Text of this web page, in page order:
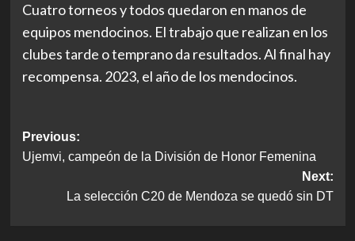
Cuatro torneos y todos quedaron en manos de
equipos mendocinos. El trabajo que realizan en los
clubes tarde o temprano da resultados. Al final hay
recompensa. 2023, el año de los mendocinos.
Post
navigation
Previous:
Ujemvi, campeón de la División de Honor Femenina
Next:
La selección C20 de Mendoza se quedó sin DT